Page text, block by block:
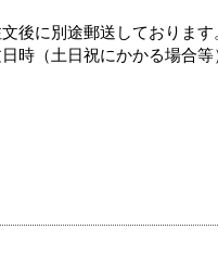
後に別途郵送しております
時（土日祝にかかる場合